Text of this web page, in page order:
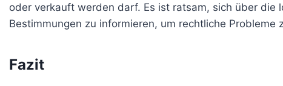
oder verkauft werden darf. Es ist ratsam, sich über die
Bestimmungen zu informieren, um rechtliche Probleme
Fazit